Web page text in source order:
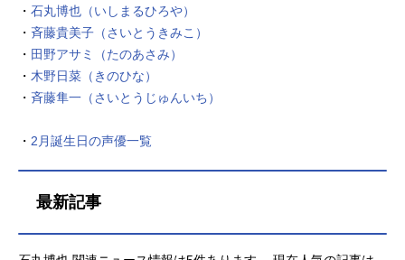
コアミックス・タツノコプロ動画配
信情報【PR】※本ページは動画配信
サービスのプロモーションが含まれ
は配信サービス公式サイトをご確認
・ 石丸博也（いしまるひろや）
・ 斉藤貴美子（さいとうきみこ）
・ 田野アサミ（たのあさみ）
・ 木野日菜（きのひな）
・ 斉藤隼一（さいとうじゅんいち）
・ 2月誕生日の声優一覧
最新記事